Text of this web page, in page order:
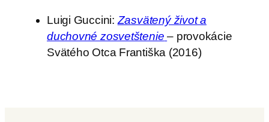
Luigi Guccini:Zasvätený život a
duchovné zosvetštenie – provokácie
Svätého Otca Františka (2016)